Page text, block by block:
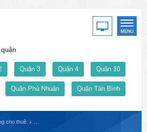
Quận 3 Quận 4 Quận 10
Quận Phú Nhuận Quận Tân Bình
cho thuê